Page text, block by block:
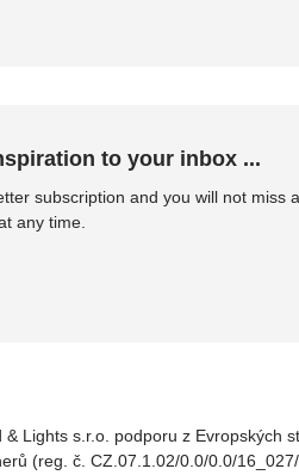
to your inbox ...
subscription and you will not miss
any time.
Lights s.r.o. podporu z
(reg. č. CZ.07.1.02/0.0/0.0/